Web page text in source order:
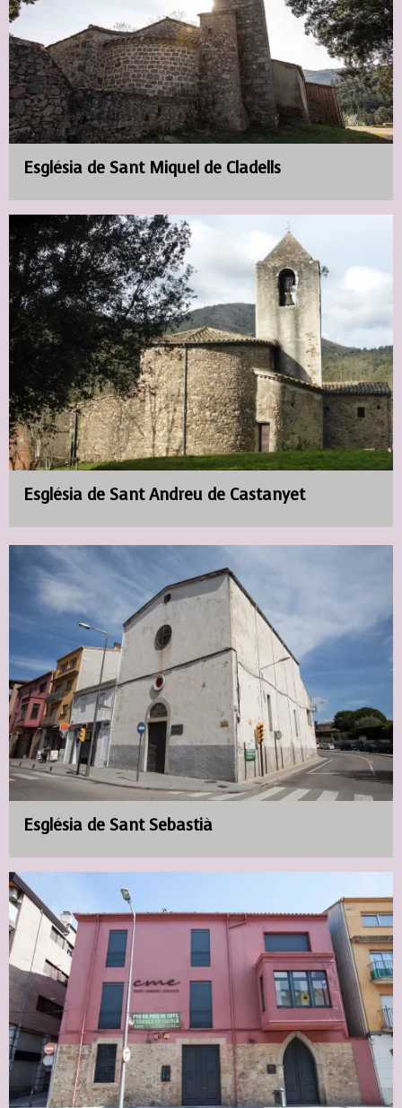
Església de Sant Miquel de Cladells
Església de Sant Andreu de Castanyet
Església de Sant Sebastià